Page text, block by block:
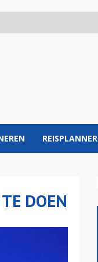
REISPLANNER
DOEN